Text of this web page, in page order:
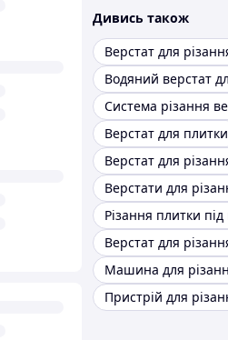
Дивись також
Верстат для плитки